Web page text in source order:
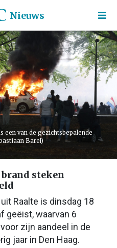
Nieuws
een van de gezichtsbepalende
Barel)
brand steken
Raalte is dinsdag 18
geëist, waarvan 6
zijn aandeel in de
jaar in Den Haag.